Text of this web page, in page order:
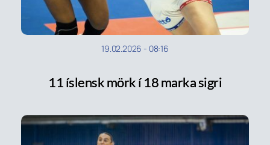
19.02.2026 - 08:16
11 íslensk mörk í 18 marka sigri